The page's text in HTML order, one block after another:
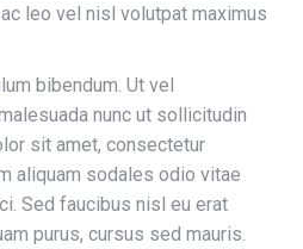
leo vel nisl volutpat maximus
bibendum. Ut vel
nunc ut sollicitudin
sit amet, consectetur
aliquam sodales odio vitae
Sed faucibus nisl eu erat
purus, cursus sed mauris.